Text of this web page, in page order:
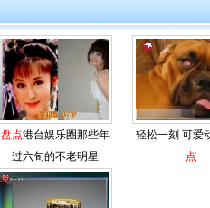
盘点港台娱乐圈那些年
过六旬的不老明星
轻松一刻 可爱
点